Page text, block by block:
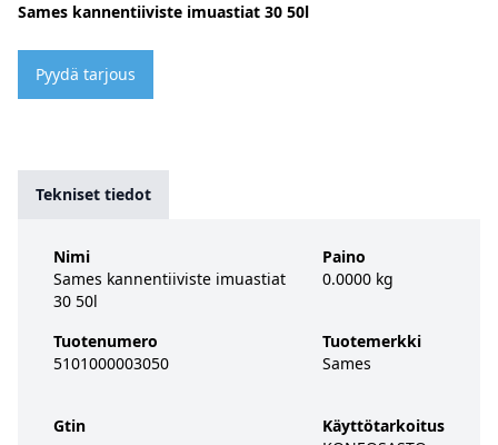
Sames kannentiiviste imuastiat 30 50l
Pyydä tarjous
Tekniset tiedot
Nimi
Sames kannentiiviste imuastiat
30 50l
Tuotenumero
5101000003050
Gtin
Paino
0.0000 kg
Tuotemerkki
Sames
Käyttötarkoitus